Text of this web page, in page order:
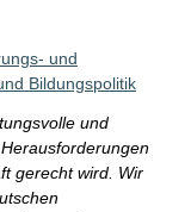
und
Bildungspolitik
und
gerecht wird. Wir